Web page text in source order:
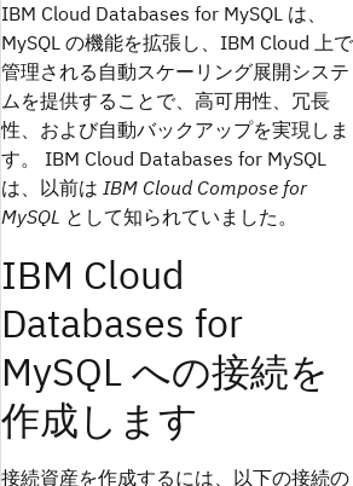
IBM Cloud Databases for MySQL は、
MySQL の機能を拡張し、IBM Cloud 上で
管理される自動スケーリング展開システ
ムを提供することで、高可用性、冗長
性、および自動バックアップを実現しま
す。 IBM Cloud Databases for MySQL
は、以前は IBM Cloud Compose for
MySQL として知られていました。
IBM Cloud
Databases for
MySQL への接続を
作成します
接続資産を作成するには、以下の接続の